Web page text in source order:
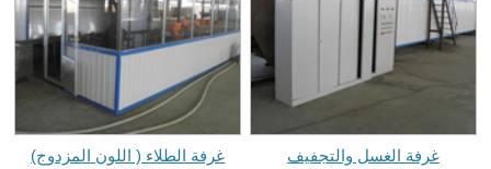
غرفة الغسل والتجفيف غرفة الطلاء ( اللون المزدوج)